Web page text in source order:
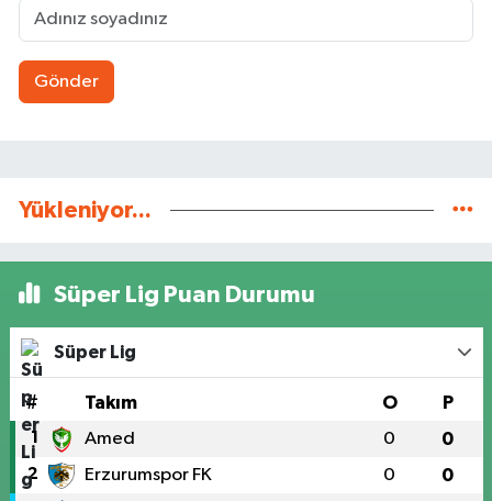
Gönder
Yükleniyor...
Süper Lig Puan Durumu
Süper Lig
# Takım O P
1 Amed 0 0
2 Erzurumspor FK 0 0